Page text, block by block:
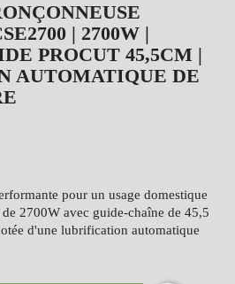
| 2700W |
PROCUT 45,5CM |
AUTOMATIQUE DE
pour un usage domestique
2700W avec guide-chaîne de 45,5
d'une lubrification automatique